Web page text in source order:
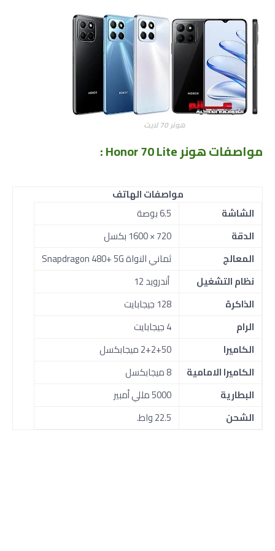
هونر 70 لايت
مواصفاتهونر Honor 70 Lite :
مواصفات الهاتف
الشاشة
6.5 بوصة
الدقة
720 × 1600 بكسل
المعالج
ثماني النواة Snapdragon 480+ 5G
نظام التشغيل
أندرويد 12
الذاكرة
128 جيجابايت
الرام
4 جيجابايت
الكاميرا
2+2+50 ميجابكسل
الكاميرا الامامية
8 ميجابكسل
البطارية
5000 مللي أمبير
الشحن
22.5 واط.